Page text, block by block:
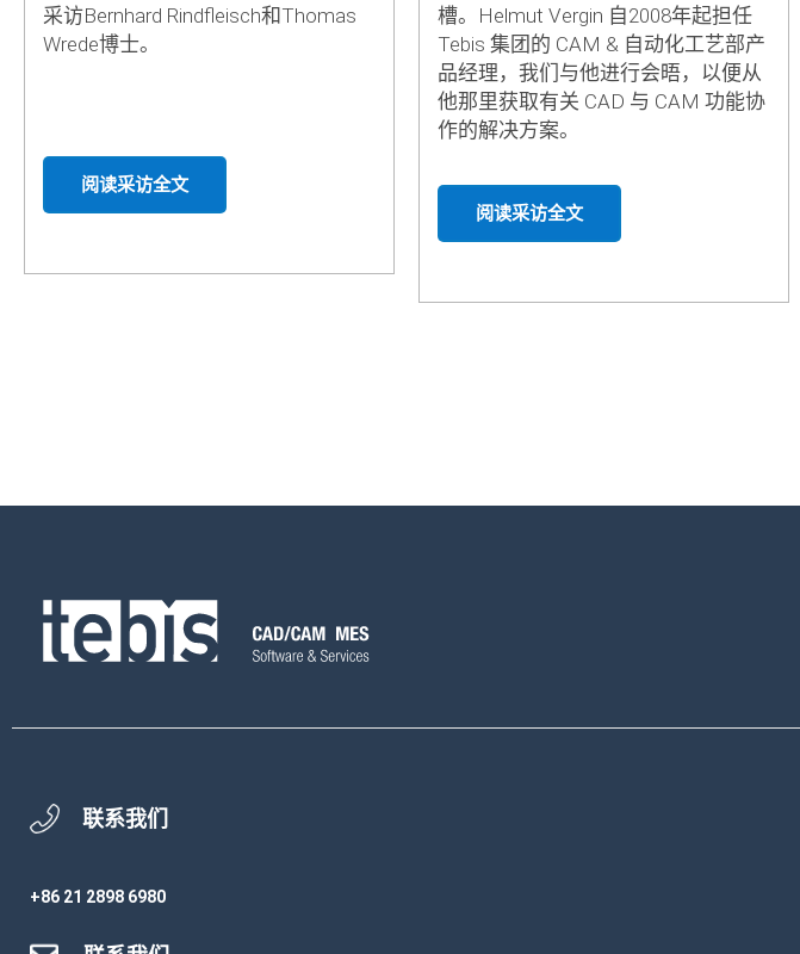
采访Bernhard Rindfleisch和Thomas
Wrede博士。
阅读采访全文
槽。Helmut Vergin 自2008年起担任
Tebis 集团的 CAM & 自动化工艺部产
品经理，我们与他进行会晤，以便从
他那里获取有关 CAD 与 CAM 功能协
作的解决方案。
阅读采访全文
联系我们
+86 21 2898 6980